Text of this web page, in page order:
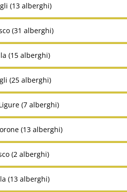
(13 alberghi)
(31 alberghi)
(15 alberghi)
(25 alberghi)
(7 alberghi)
(13 alberghi)
(2 alberghi)
(13 alberghi)